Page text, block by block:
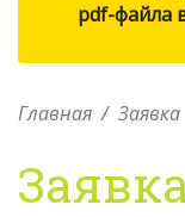
pdf-файла
Главная Заявка